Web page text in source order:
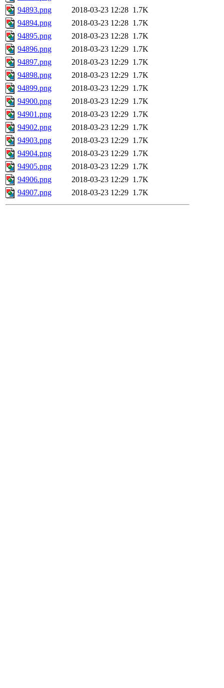
94893.png
2018-03-23 12:28 1.7K
94894.png
2018-03-23 12:28 1.7K
94895.png
2018-03-23 12:28 1.7K
94896.png
2018-03-23 12:29 1.7K
94897.png
2018-03-23 12:29 1.7K
94898.png
2018-03-23 12:29 1.7K
94899.png
2018-03-23 12:29 1.7K
94900.png
2018-03-23 12:29 1.7K
94901.png
2018-03-23 12:29 1.7K
94902.png
2018-03-23 12:29 1.7K
94903.png
2018-03-23 12:29 1.7K
94904.png
2018-03-23 12:29 1.7K
94905.png
2018-03-23 12:29 1.7K
94906.png
2018-03-23 12:29 1.7K
94907.png
2018-03-23 12:29 1.7K